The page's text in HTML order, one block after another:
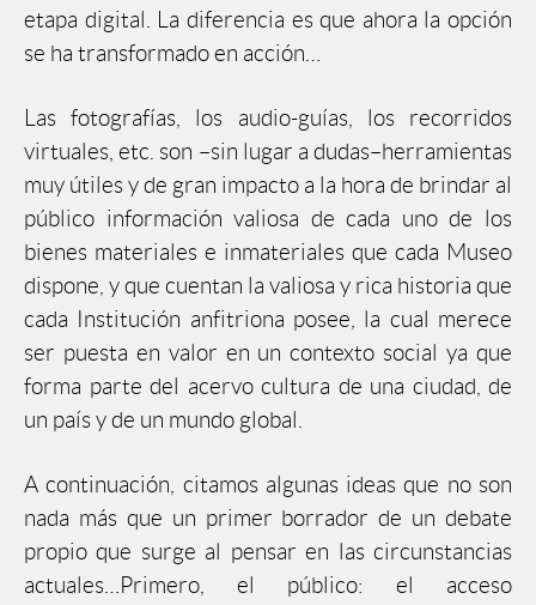
etapa digital. La diferencia es que ahora la opción
se ha transformado en acción…
Las fotografías, los audio-guías, los recorridos
virtuales, etc. son –sin lugar a dudas–herramientas
muy útiles y de gran impacto a la hora de brindar al
público información valiosa de cada uno de los
bienes materiales e inmateriales que cada Museo
dispone, y que cuentan la valiosa y rica historia que
cada Institución anfitriona posee, la cual merece
ser puesta en valor en un contexto social ya que
forma parte del acervo cultura de una ciudad, de
un país y de un mundo global.
A continuación, citamos algunas ideas que no son
nada más que un primer borrador de un debate
propio que surge al pensar en las circunstancias
actuales…Primero, el público: el acceso